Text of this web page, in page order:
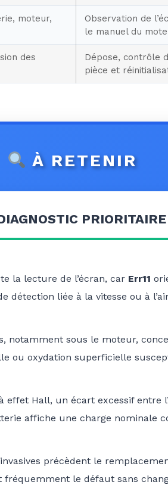
moteur,
Observation de
le manuel du
des
Dépose, contrôle
pièce et
À RETENIR
PRIORITAIRE
la lecture de l’écran, car Err11
détection liée à la vitesse ou à
notamment sous le moteur,
ou oxydation superficielle
effet Hall, un écart excessif
affiche une charge nominale
précèdent le
le défaut sans